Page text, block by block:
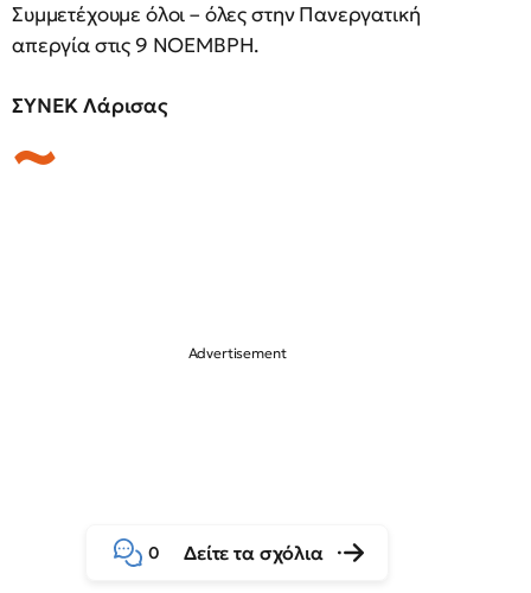
Συμμετέχουμε όλοι – όλες στην Πανεργατική
απεργία στις 9 ΝΟΕΜΒΡΗ.
ΣΥΝΕΚ Λάρισας
0 Δείτε τα σχόλια